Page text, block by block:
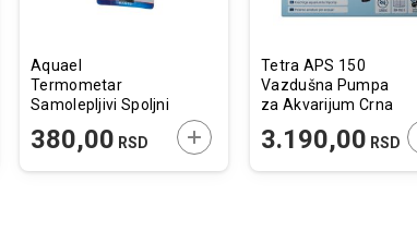
U KORPU
Aquael
Termometar
Samolepljivi Spoljni
380,00 RSD DODAJTE U KORPU
Tetra APS 150
Vazdušna Pumpa
za Akvarijum Crna
3.190,00 RSD